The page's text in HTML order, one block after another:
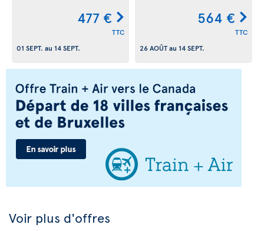
477 €
TTC
01 SEPT. au 14 SEPT.
564 €
TTC
26 AOÛTau 14 SEPT.
Voir plus d'offres